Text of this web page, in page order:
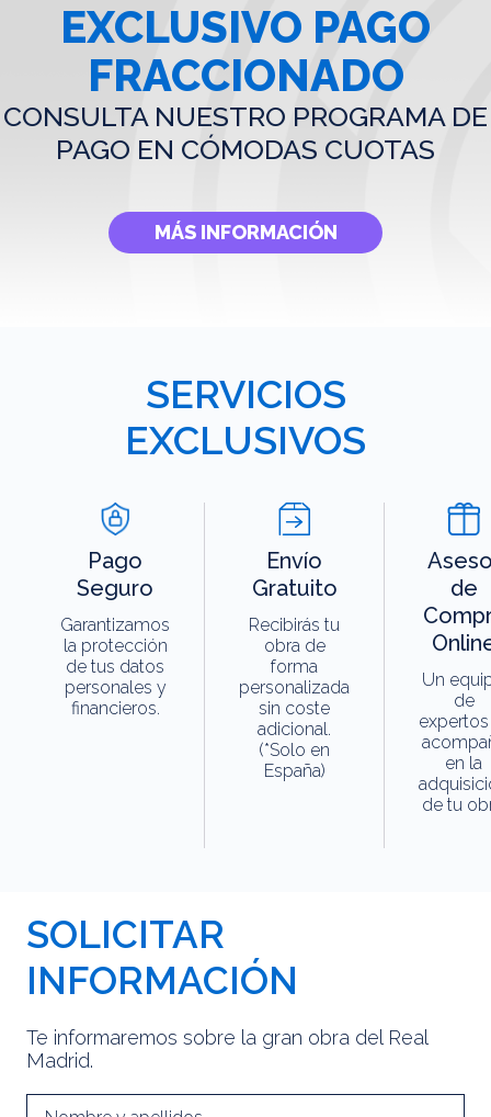
EXCLUSIVO PAGO
FRACCIONADO
CONSULTA NUESTRO PROGRAMA DE
PAGO EN CÓMODAS CUOTAS
MÁS INFORMACIÓN
SERVICIOS
EXCLUSIVOS
Pago
Seguro
Garantizamos
la protección
de tus datos
personales y
financieros.
Envío
Gratuito
Recibirás tu
obra de
forma
personalizada
sin coste
adicional.
(*Solo en
España)
de
Un
de
en la
de tu
SOLICITAR
INFORMACIÓN
Te informaremos sobre la gran obra del Real
Madrid.